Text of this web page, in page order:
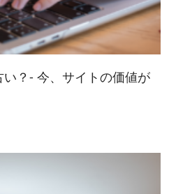
？- 今、サイトの価値が